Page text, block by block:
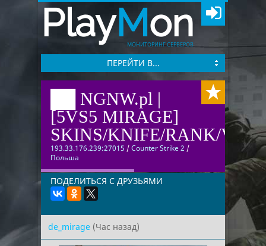
PlayMon
МОНИТОРИНГ СЕРВЕРОВ
ПЕРЕЙТИ В...
██ NGNW.pl |
[5VS5 MIRAGE]
SKINS/KNIFE/RANK/VIP
193.33.176.239:27015 /Counter Strike 2 /
Польша
ПОДЕЛИТЬСЯ С ДРУЗЬЯМИ
de_mirage (Час назад)